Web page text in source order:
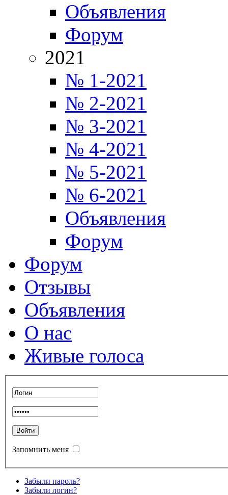
Объявления
Форум
2021
№ 1-2021
№ 2-2021
№ 3-2021
№ 4-2021
№ 5-2021
№ 6-2021
Объявления
Форум
Форум
Отзывы
Объявления
О нас
Живые голоса
Запомнить меня
Забыли пароль?
Забыли логин?